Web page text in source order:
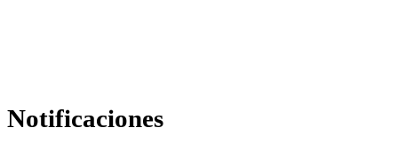
Notificaciones